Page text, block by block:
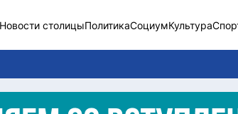
Новости столицыПолитикаСоциумКультура